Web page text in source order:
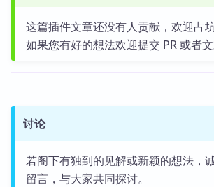
这篇插件文章还没有人贡献，欢迎占
如果您有好的想法欢迎提交 PR 或者文
讨论
若阁下有独到的见解或新颖的想法，
留言，与大家共同探讨。